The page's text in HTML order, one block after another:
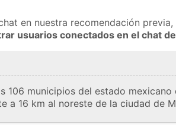
en nuestra recomendación previa,
usuarios conectados en el chat
106 municipios del estado
a 16 km al noreste de la ciudad de